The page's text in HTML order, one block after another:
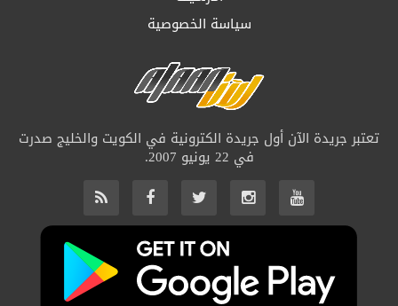
سياسة الخصوصية
تعتبر جريدة الآن أول جريدة الكترونية في الكويت والخليج صدرت
في 22 يونيو 2007.